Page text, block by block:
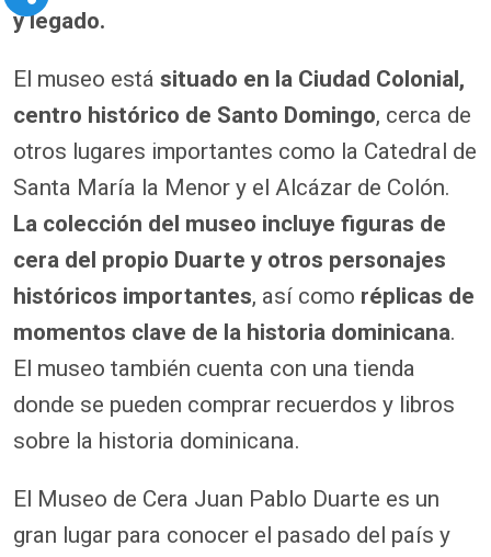
y legado.
El museo está situado en la Ciudad Colonial,
centro histórico de Santo Domingo, cerca de
otros lugares importantes como la Catedral de
Santa María la Menor y el Alcázar de Colón.
La colección del museo incluye figuras de
cera del propio Duarte y otros personajes
históricos importantes, así como réplicas de
momentos clave de la historia dominicana.
El museo también cuenta con una tienda
donde se pueden comprar recuerdos y libros
sobre la historia dominicana.
El Museo de Cera Juan Pablo Duarte es un
gran lugar para conocer el pasado del país y